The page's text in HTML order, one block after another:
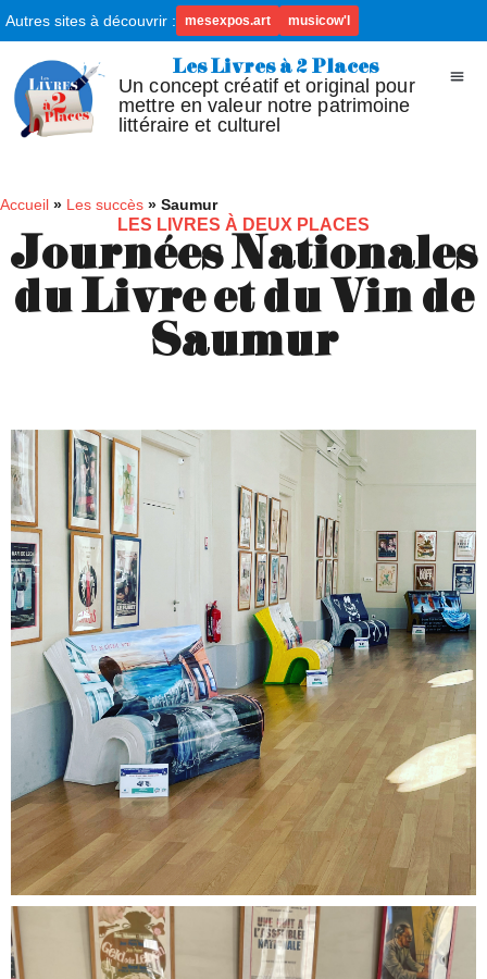
Autres sites à découvrir : mesexpos.art musicow'l
Les Livres à 2 Places
Un concept créatif et original pour
mettre en valeur notre patrimoine
littéraire et culturel
Accueil » Les succès » Saumur
LES LIVRES À DEUX PLACES
Journées Nationales
du Livre et du Vin de
Saumur